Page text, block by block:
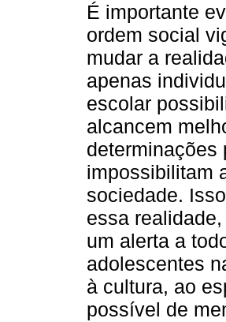
É importante
ordem social
mudar a
apenas
escolar
alcancem
determinações
impossibilitam
sociedade.
essa
um alerta a
adolescentes
à cultura, ao
possível de